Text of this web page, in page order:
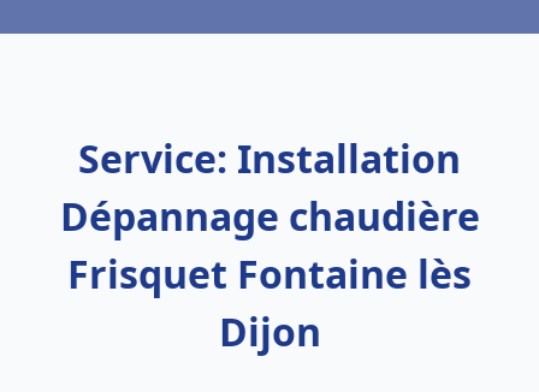
Service: Installation
Dépannage chaudière
Frisquet Fontaine lès
Dijon